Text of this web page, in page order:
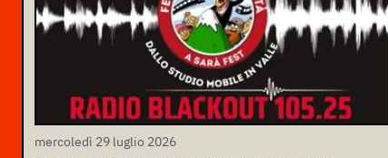
mercoledì 29 luglio 2026